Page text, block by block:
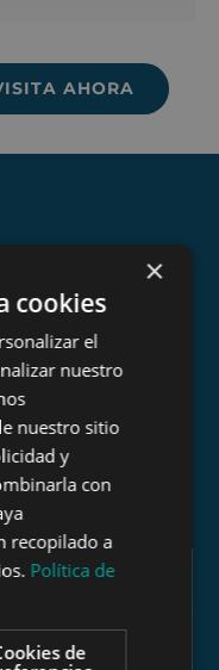
AHORA
me
para
×
cookies
el
nuestro
nuestro sitio
y
con
recopilado a
Política de
de